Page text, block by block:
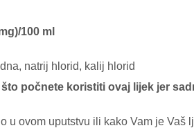
100 ml
natrij hlorid, kalij hlorid
počnete koristiti ovaj lijek jer
u ovom uputstvu ili kako Vam je Vaš